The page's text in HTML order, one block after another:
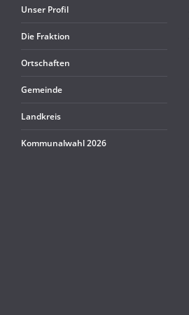
Unser Pro­fil
Die Frak­tion
Ort­schaf­ten
Gemeinde
Land­kreis
Kom­mu­nal­wahl 2026